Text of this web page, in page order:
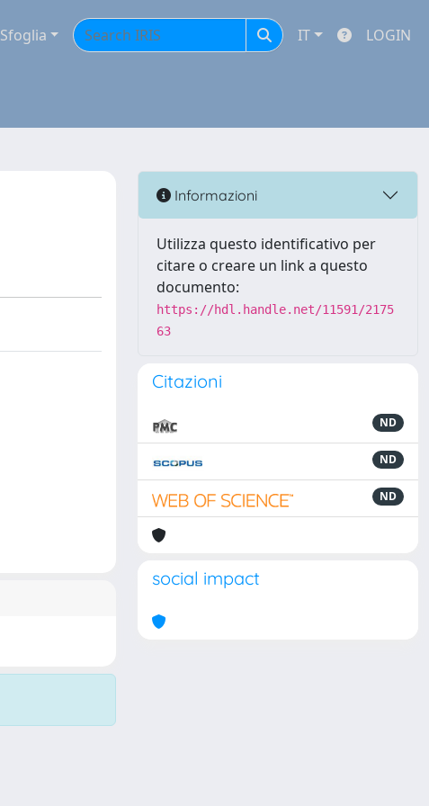
Sfoglia IT LOGIN
Informazioni
Utilizza questo identificativo per
citare o creare un link a questo
documento:
https://hdl.handle.net/11591/2175
63
Citazioni
ND
ND
ND
social impact